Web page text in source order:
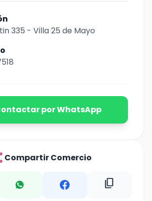
335 - Villa 25 de Mayo
por WhatsApp
Compartir Comercio
content_copy